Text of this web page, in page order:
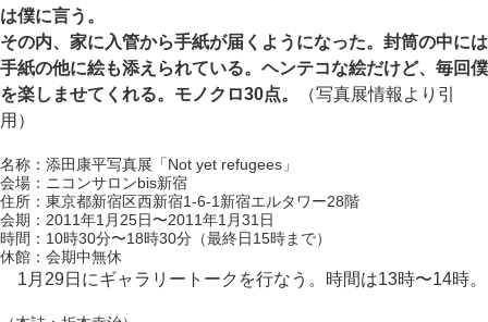
は僕に言う。
その内、家に入管から手紙が届くようになった。封筒の中には
手紙の他に絵も添えられている。ヘンテコな絵だけど、毎回僕
を楽しませてくれる。モノクロ30点。
（写真展情報より引
用）
名称：添田康平写真展「Not yet refugees」
会場：ニコンサロンbis新宿
住所：東京都新宿区西新宿1-6-1新宿エルタワー28階
会期：2011年1月25日〜2011年1月31日
時間：10時30分〜18時30分（最終日15時まで）
休館：会期中無休
1月29日にギャラリートークを行なう。時間は13時〜14時。